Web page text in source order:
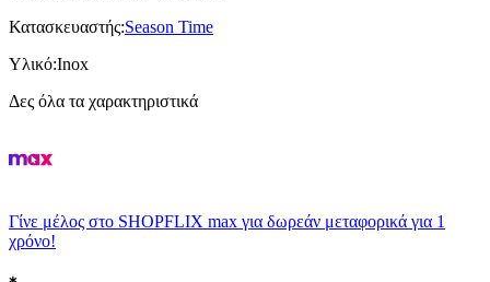
Κατασκευαστής:Season Time
Υλικό:Inox
Δες όλα τα χαρακτηριστικά
Γίνε μέλος στο SHOPFLIX max για δωρεάν μεταφορικά για 1
χρόνο!